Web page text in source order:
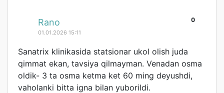
0
Rano
01.01.2026 15:11
Sanatrix klinikasida statsionar ukol olish juda
qimmat ekan, tavsiya qilmayman. Venadan osma
oldik- 3 ta osma ketma ket 60 ming deyushdi,
vaholanki bitta igna bilan yuborildi.